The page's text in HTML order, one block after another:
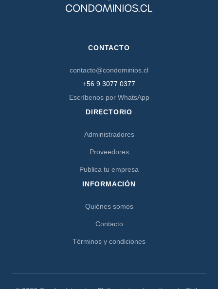
CONTACTO
contacto@condominios.cl
+56 9 3077 0377
Escríbenos por WhatsApp
DIRECTORIO
Administradores
Proveedores
Publica tu empresa
INFORMACIÓN
Quiénes somos
Contacto
Términos y condiciones